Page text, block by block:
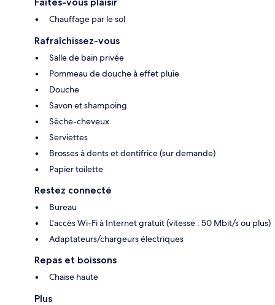
Chauffage par le sol
Rafraîchissez-vous
Salle de bain privée
Pommeau de douche à effet pluie
Douche
Savon et shampoing
Sèche-cheveux
Serviettes
Brosses à dents et dentifrice (sur demande)
Papier toilette
Restez connecté
Bureau
L'accès Wi-Fi à Internet gratuit (vitesse : 50 Mbit/s ou plus)
Adaptateurs/chargeurs électriques
Repas et boissons
Chaise haute
Plus